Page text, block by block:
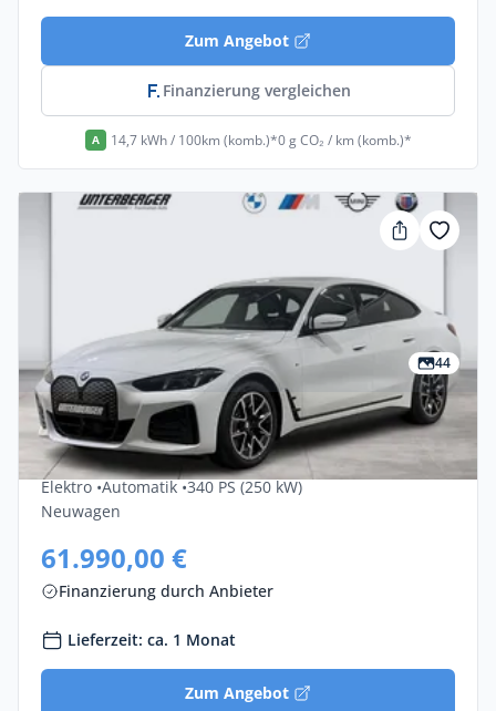
Zum Angebot
Finanzierung vergleichen
A 14,7 kWh / 100km (komb.)*0 g CO₂ / km (komb.)*
44
Privat & Gewerbe
Bmw I4 EDrive40 M Sport 5dr
Elektro •Automatik •340 PS (250 kW)
Neuwagen
61.990,00 €
Finanzierung durch Anbieter
Lieferzeit: ca. 1 Monat
Zum Angebot